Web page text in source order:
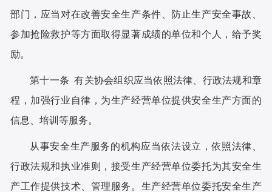
部门，应当对在改善安全生产条件、防止生产安全事故、
参加抢险救护等方面取得显著成绩的单位和个人，给予奖
励。
第十一条 有关协会组织应当依照法律、行政法规和章
程，加强行业自律，为生产经营单位提供安全生产方面的
信息、培训等服务。
从事安全生产服务的机构应当依法设立，依照法律、
行政法规和执业准则，接受生产经营单位委托为其安全生
产工作提供技术、管理服务。生产经营单位委托安全生产